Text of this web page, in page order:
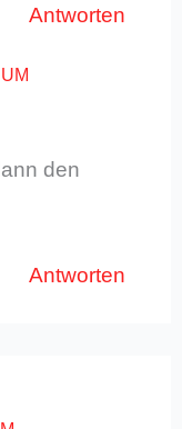
Antworten
den
Antworten